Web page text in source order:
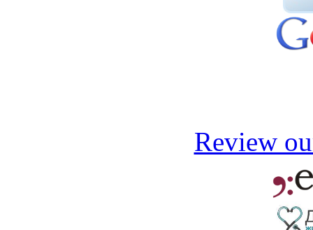
Review